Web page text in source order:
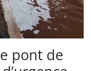
pont de